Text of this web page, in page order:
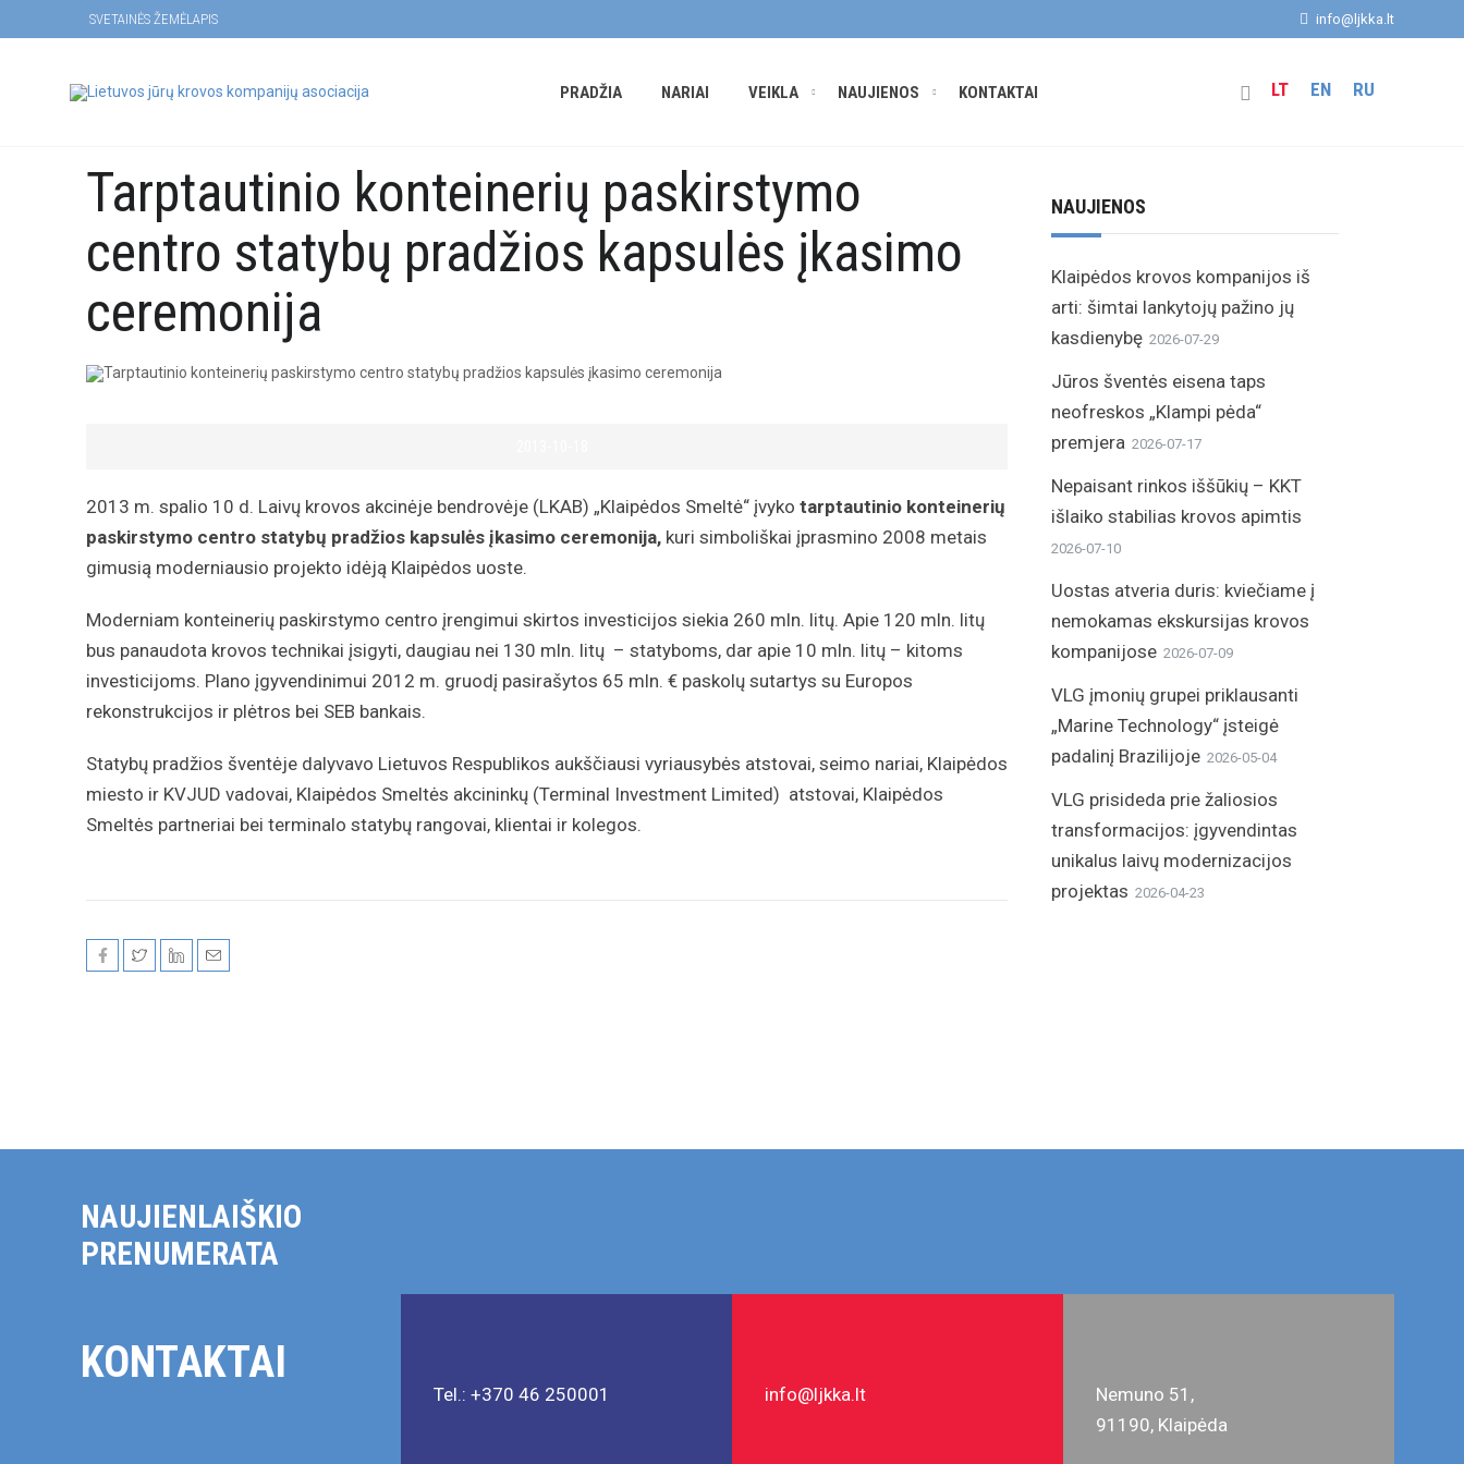
SVETAINĖS ŽEMĖLAPIS info@ljkka.lt
PRADŽIA NARIAI VEIKLA NAUJIENOS KONTAKTAI LT EN RU
Tarptautinio konteinerių paskirstymo
centro statybų pradžios kapsulės įkasimo
ceremonija
2013 m. spalio 10 d. Laivų krovos akcinėje bendrovėje (LKAB) „Klaipėdos Smeltė“ įvyko tarptautinio konteinerių
paskirstymo centro statybų pradžios kapsulės įkasimo ceremonija, kuri simboliškai įprasmino 2008 metais
gimusią moderniausio projekto idėją Klaipėdos uoste.
Moderniam konteinerių paskirstymo centro įrengimui skirtos investicijos siekia 260 mln. litų. Apie 120 mln. litų
bus panaudota krovos technikai įsigyti, daugiau nei 130 mln. litų – statyboms, dar apie 10 mln. litų – kitoms
investicijoms. Plano įgyvendinimui 2012 m. gruodį pasirašytos 65 mln. € paskolų sutartys su Europos
rekonstrukcijos ir plėtros bei SEB bankais.
Statybų pradžios šventėje dalyvavo Lietuvos Respublikos aukščiausi vyriausybės atstovai, seimo nariai, Klaipėdos
miesto ir KVJUD vadovai, Klaipėdos Smeltės akcininkų (Terminal Investment Limited) atstovai, Klaipėdos
Smeltės partneriai bei terminalo statybų rangovai, klientai ir kolegos.
NAUJIENOS
Klaipėdos krovos kompanijos iš
arti: šimtai lankytojų pažino jų
kasdienybę 2026-07-29
Jūros šventės eisena taps
neofreskos „Klampi pėda“
premjera 2026-07-17
Nepaisant rinkos iššūkių – KKT
išlaiko stabilias krovos apimtis
2026-07-10
Uostas atveria duris: kviečiame į
nemokamas ekskursijas krovos
kompanijose 2026-07-09
VLG įmonių grupei priklausanti
„Marine Technology“ įsteigė
padalinį Brazilijoje 2026-05-04
VLG prisideda prie žaliosios
transformacijos: įgyvendintas
unikalus laivų modernizacijos
projektas 2026-04-23
NAUJIENLAIŠKIO
PRENUMERATA
KONTAKTAI
Tel.: +370 46 250001 info@ljkka.lt
Nemuno 51,
91190, Klaipėda